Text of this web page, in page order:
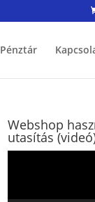
Pénztár
Webshop
utasítás